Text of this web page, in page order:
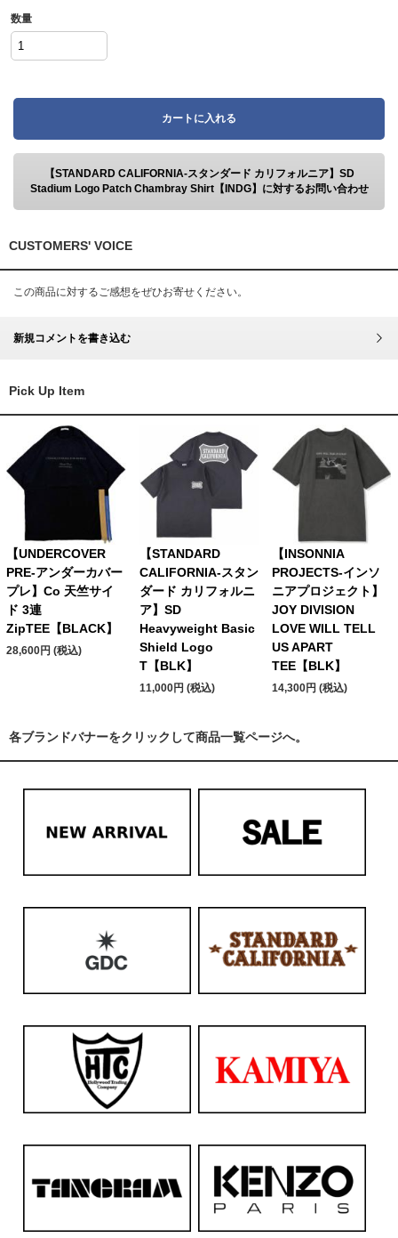
数量
カートに入れる
【STANDARD CALIFORNIA-スタンダード カリフォルニア】SD
Stadium Logo Patch Chambray Shirt【INDG】に対するお問い合わせ
CUSTOMERS' VOICE
この商品に対するご感想をぜひお寄せください。
新規コメントを書き込む
Pick Up Item
【UNDERCOVER
PRE-アンダーカバー
プレ】Co 天竺サイ
ド 3連
ZipTEE【BLACK】
28,600円 (税込)
【STANDARD
CALIFORNIA-スタン
ダード カリフォルニ
ア】SD
Heavyweight Basic
Shield Logo
T【BLK】
11,000円 (税込)
【INSONNIA
PROJECTS-インソ
ニアプロジェクト】
JOY DIVISION
LOVE WILL TELL
US APART
TEE【BLK】
14,300円 (税込)
各ブランドバナーをクリックして商品一覧ページへ。